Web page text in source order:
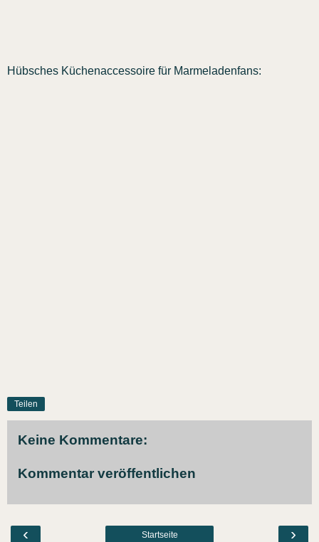
Hübsches Küchenaccessoire für Marmeladenfans:
Teilen
Keine Kommentare:
Kommentar veröffentlichen
‹ ›
Startseite